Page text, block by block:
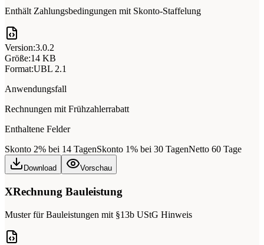
Enthält Zahlungsbedingungen mit Skonto-Staffelung
Version:3.0.2
Größe:14 KB
Format:UBL 2.1
Anwendungsfall
Rechnungen mit Frühzahlerrabatt
Enthaltene Felder
Skonto 2% bei 14 TagenSkonto 1% bei 30 TagenNetto 60 Tage
Download Vorschau
XRechnung Bauleistung
Muster für Bauleistungen mit §13b UStG Hinweis